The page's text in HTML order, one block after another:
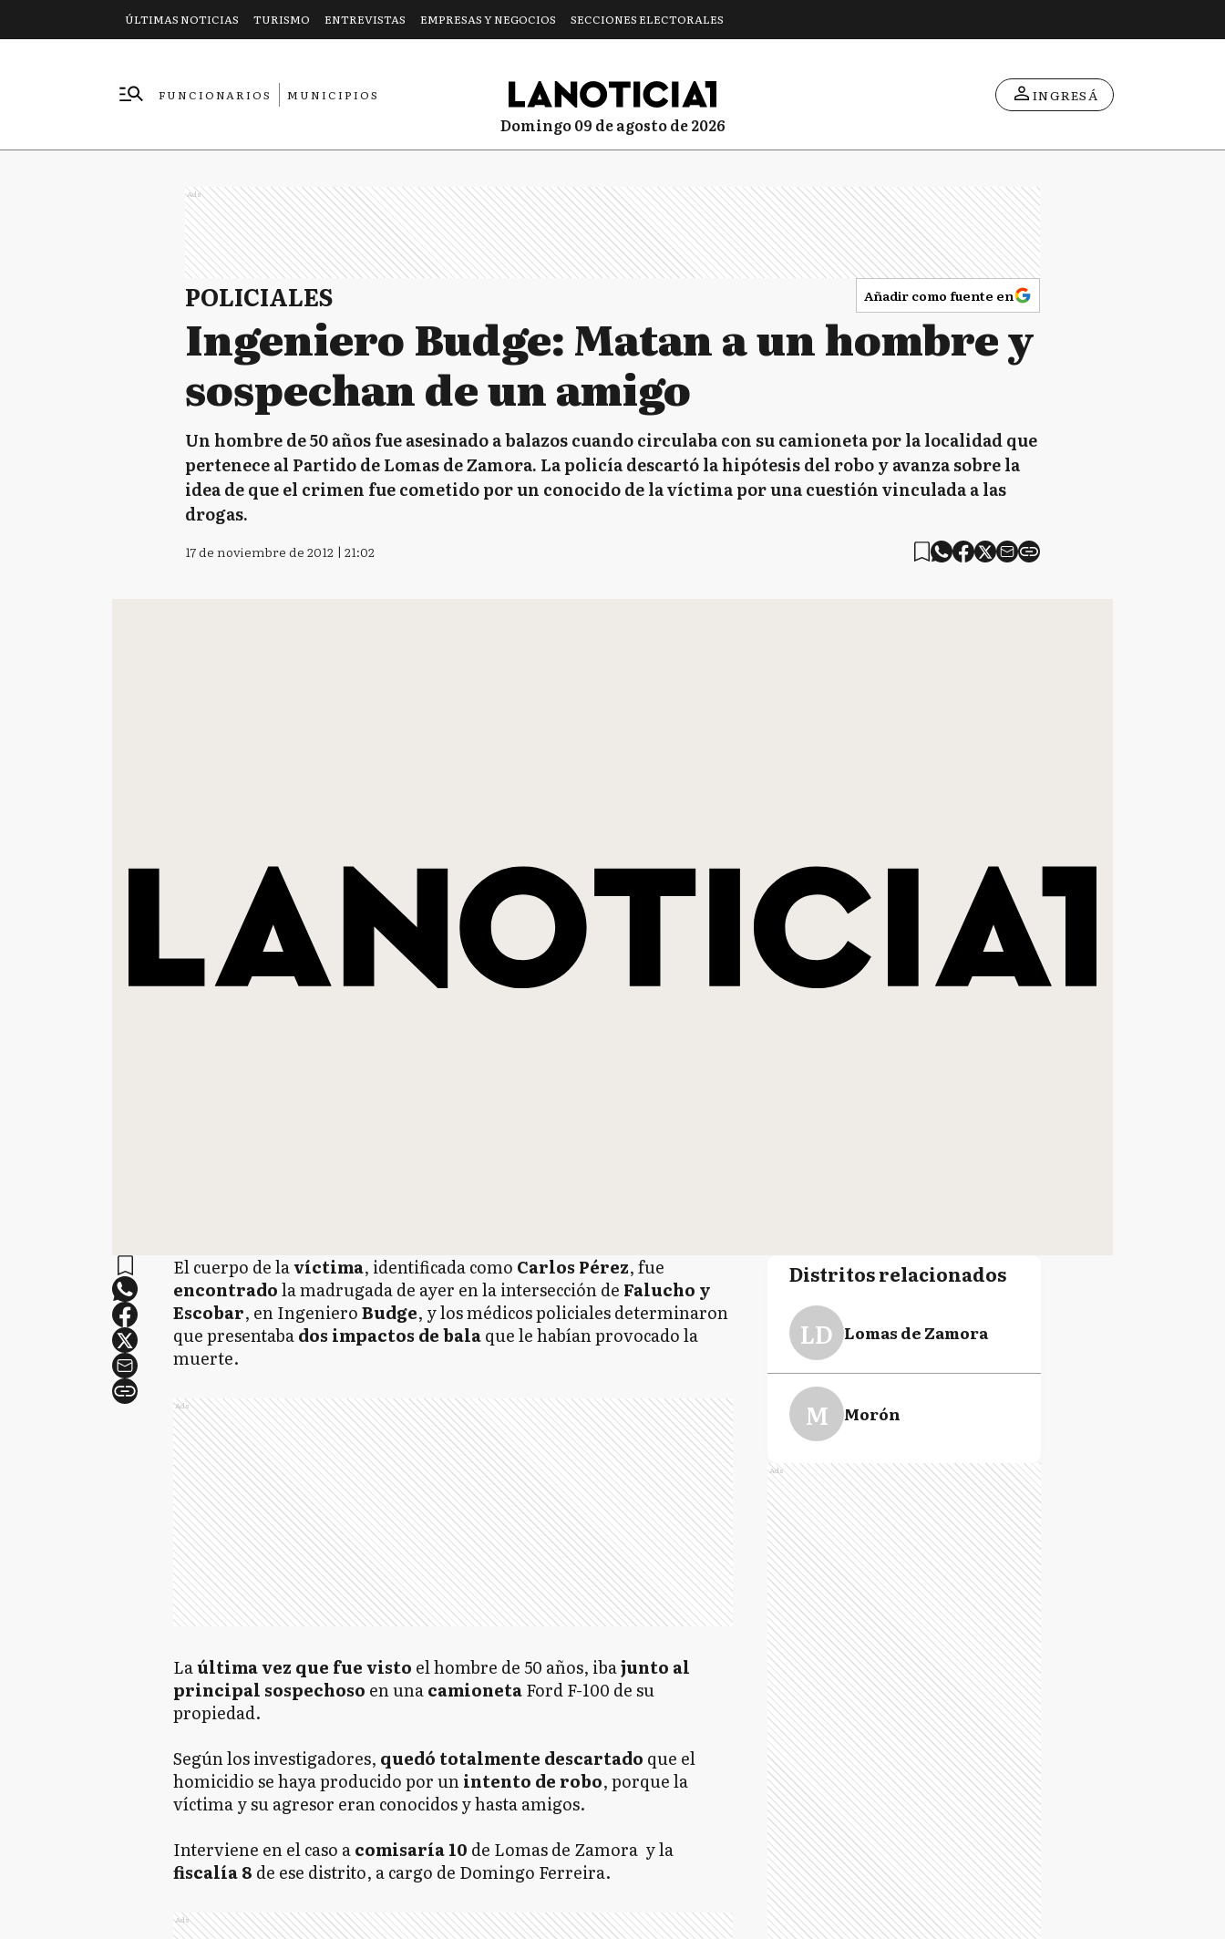
ÚLTIMAS NOTICIAS TURISMO ENTREVISTAS EMPRESAS Y NEGOCIOS SECCIONES ELECTORALES
FUNCIONARIOS
MUNICIPIOS
domingo 09 de agosto de 2026
INGRESÁ
Ads
POLICIALES Añadir como fuente en
Ingeniero Budge: Matan a un hombre y
sospechan de un amigo
Un hombre de 50 años fue asesinado a balazos cuando circulaba con su camioneta por la localidad que
pertenece al Partido de Lomas de Zamora. La policía descartó la hipótesis del robo y avanza sobre la
idea de que el crimen fue cometido por un conocido de la víctima por una cuestión vinculada a las
drogas.
17 de noviembre de 2012 | 21:02
El cuerpo de lavíctima, identificada como Carlos Pérez, fue
encontradola madrugada de ayer en la intersección de Falucho y
Escobar, en IngenieroBudge, y los médicos policiales determinaron
que presentabados impactos de balaque le habían provocado la
muerte.
Ads
Laúltima vez que fue visto el hombre de 50 años, ibajunto al
principal sospechoso en unacamionetaFord F-100 de su
propiedad.
Según los investigadores, quedó totalmente descartado que el
homicidio se haya producido por unintento de robo, porque la
víctima y su agresor eran conocidos y hasta amigos.
Interviene en el caso acomisaría 10 de Lomas de Zamora y la
fiscalía 8 de ese distrito, a cargo de Domingo Ferreira.
Ads
Distritos relacionados
LD Lomas de Zamora
M Morón
Ads